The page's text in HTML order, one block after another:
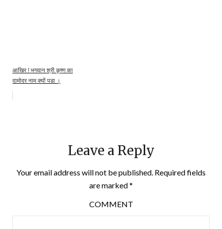
आखिर ! भगवान श्री कृष्ण का
दामोदर नाम क्यों पडा ।
Leave a Reply
Your email address will not be published. Required fields
are marked*
COMMENT